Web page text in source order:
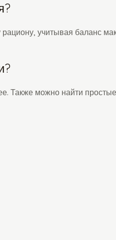
учитывая баланс
Также можно найти